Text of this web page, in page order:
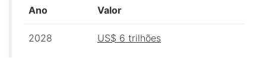
Ano Valor
2028 US$ 6 trilhões